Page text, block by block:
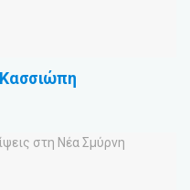
Κασσιώπη